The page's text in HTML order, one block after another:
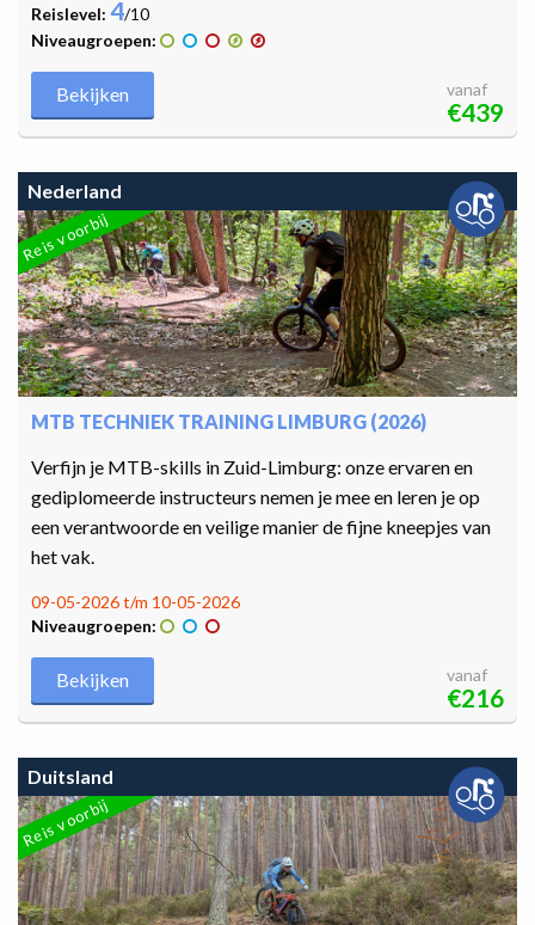
Reislevel: 4/10
Niveaugroepen:
Bekijken vanaf
€439
Nederland
Reis voorbij
MTB TECHNIEK TRAINING LIMBURG (2026)
Verfijn je MTB-skills in Zuid-Limburg: onze ervaren en
gediplomeerde instructeurs nemen je mee en leren je op
een verantwoorde en veilige manier de fijne kneepjes van
het vak.
09-05-2026 t/m 10-05-2026
Niveaugroepen:
Bekijken vanaf
€216
Duitsland
Reis voorbij